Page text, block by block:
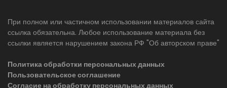
При полном или частичном использовании материалов сайта
ссылка обязательна. Любое использование материала без
ссылки является нарушением закона РФ "Об авторском праве"
Политика обработки персональных данных
Пользовательское соглашение
Согласие на обработку персональных данных